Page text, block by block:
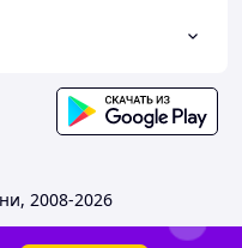
2008-2026